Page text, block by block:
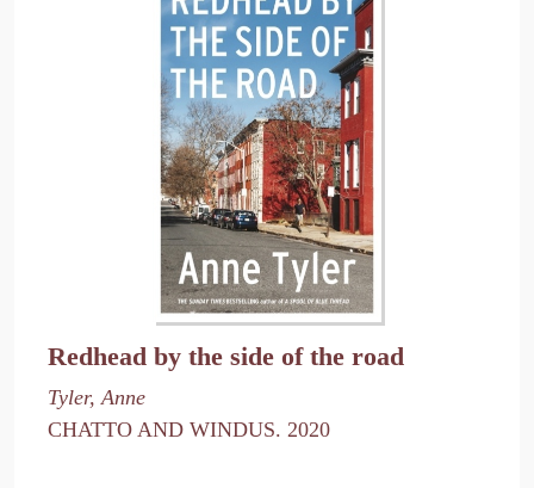
Redhead by the side of the road
Tyler, Anne
CHATTO AND WINDUS. 2020